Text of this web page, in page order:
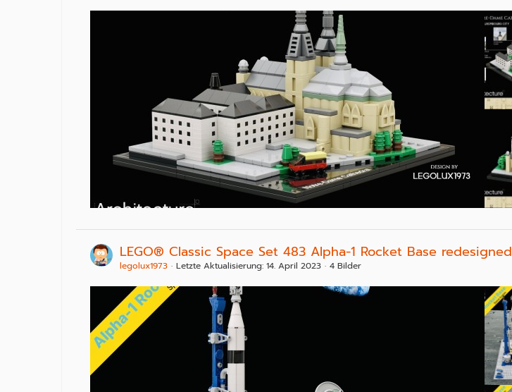
LEGO® Classic Space Set 483 Alpha-1 Rocket Base redesigned
legolux1973 Letzte Aktualisierung:14. April 2023 4 Bilder